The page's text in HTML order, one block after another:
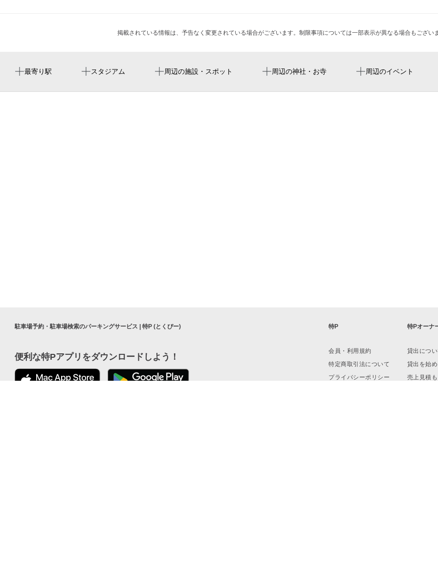
掲載されている情報は、予告なく変更されている場合がございます。制限事項については一部表示が異なる場合もござい
最寄り駅 スタジアム 周辺の施設・スポット 周辺の神社・お寺 周辺のイベント
八尾南駅
長原駅
周辺にスタジアムが見つかりませんでした。
enechange ev 充電スタンド
六反会館老人憩の家
周辺に神社・お寺が見つかりませんでした。
周辺にイベントが見つかりませんでした。
駐車場予約・駐車場検索のパーキングサービス | 特P (とくぴー)
便利な特Pアプリをダウンロードしよう！
特P
会員・利用規約
特定商取引法について
プライバシーポリシー
特Pオーナ
貸出につ
貸出を始
売上見積